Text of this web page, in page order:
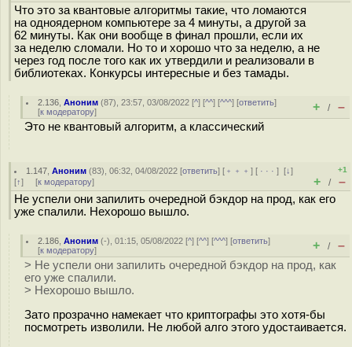
Что это за квантовые алгоритмы такие, что ломаются
на одноядерном компьютере за 4 минуты, а другой за
62 минуты. Как они вообще в финал прошли, если их
за неделю сломали. Но то и хорошо что за неделю, а не
через год после того как их утвердили и реализовали в
библиотеках. Конкурсы интересные и без тамады.
2.136 ,Аноним (87), 23:57, 03/08/2022 [^] [^^] [^^^] [ответить]
[к модератору] + / –
Это не квантовый алгоритм, а классический
1.147 ,Аноним (83), 06:32, 04/08/2022 [ответить] [ ﹢﹢﹢] [ · · ·][↓]
[↑] [к модератору]
+1
+ / –
Не успели они запилить очередной бэкдор на прод, как его
уже спалили. Нехорошо вышло.
2.186 ,Аноним (-), 01:15, 05/08/2022 [^] [^^] [^^^] [ответить]
[к модератору] + / –
> Не успели они запилить очередной бэкдор на прод, как
его уже спалили.
> Нехорошо вышло.
Зато прозрачно намекает что криптографы это хотя-бы
посмотреть изволили. Не любой алго этого удостаивается.